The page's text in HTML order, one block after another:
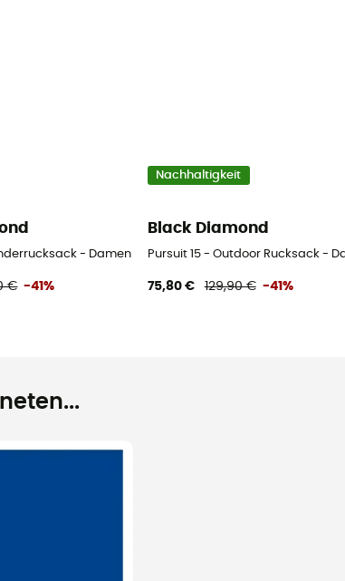
- Damen
€ -41%
Nachhaltigkeit
Black Diamond
Pursuit 15 - Outdoor Rucksack -
75,80 € 129,90 € -41%